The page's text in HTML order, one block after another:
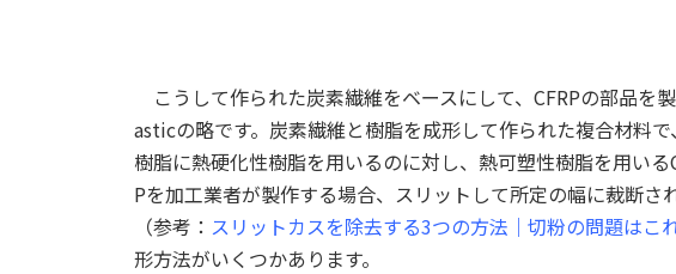
こうして作られた炭素繊維をベースにして、CFRPの部品を
asticの略です。炭素繊維と樹脂を成形して作られた複合材料
樹脂に熱硬化性樹脂を用いるのに対し、熱可塑性樹脂を用い
Pを加工業者が製作する場合、スリットして所定の幅に裁断さ
（参考： スリットカスを除去する3つの方法｜切粉の問題はこ
形方法がいくつかあります。